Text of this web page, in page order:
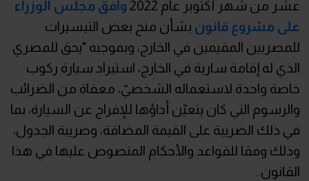
عشر من شهر أكتوبر عام 2022
وافق مجلس الوزراء
على مشروع قانون بشأن منح بعض التيسيرات
للمصريين المقيمين في الخارج، وبموجبه "يحق للمصري
الذي له إقامة سارية في الخارج، استيراد سيارة ركوب
خاصة واحدة لاستعماله الشخصيّ، معفاة من الضرائب
والرسوم التي كان يتعيّن أداؤها للإفراج عن السيارة، بما
في ذلك الضريبة على القيمة المضافة، وضريبة الجدول،
وذلك وفقا للقواعد والأحكام المنصوص عليها في هذا
القانون..